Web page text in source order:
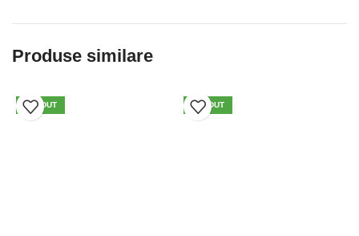
Produse similare
VÂNDUT VÂNDUT